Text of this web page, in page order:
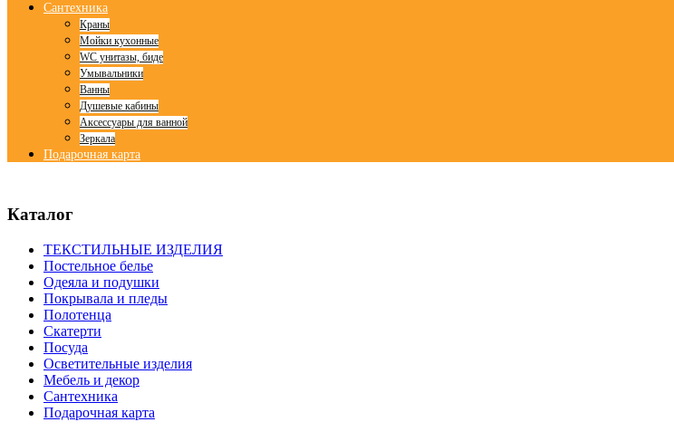
Сантехника
Краны
Мойки кухонные
WC унитазы, биде
Умывальники
Ванны
Душевые кабины
Аксессуары для ванной
Зеркала
Подарочная карта
Каталог
ТЕКСТИЛЬНЫЕ ИЗДЕЛИЯ
Постельное белье
Одеяла и подушки
Покрывала и пледы
Полотенца
Скатерти
Посуда
Осветительные изделия
Мебель и декор
Сантехника
Подарочная карта